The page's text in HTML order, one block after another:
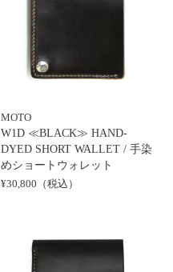
MOTO
W1D ≪BLACK≫ HAND-
DYED SHORT WALLET / 手染
めショートウォレット
¥30,800（税込）